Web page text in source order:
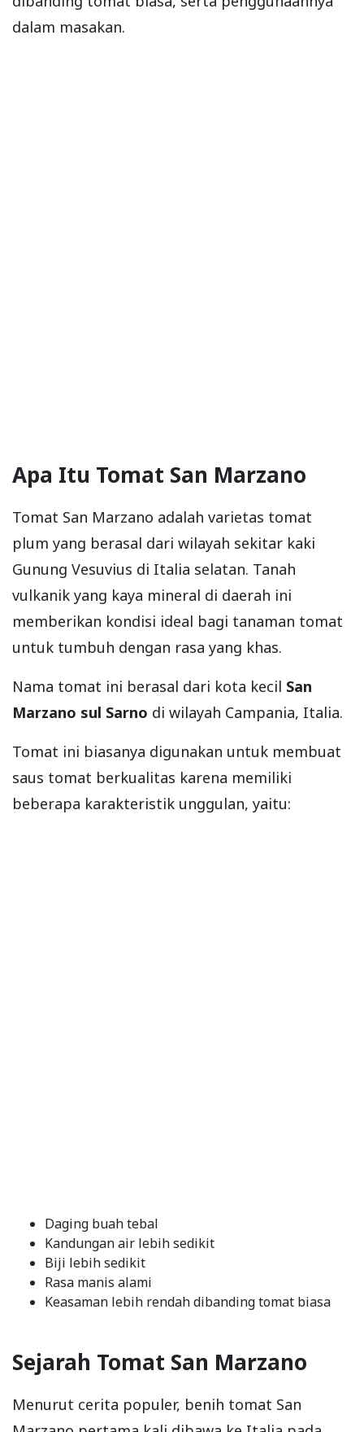
dalam masakan.
Apa Itu Tomat San Marzano
Tomat San Marzano adalah varietas tomat
plum yang berasal dari wilayah sekitar kaki
Gunung Vesuvius di Italia selatan. Tanah
vulkanik yang kaya mineral di daerah ini
memberikan kondisi ideal bagi tanaman tomat
untuk tumbuh dengan rasa yang khas.
Nama tomat ini berasal dari kota kecil San
Marzano sul Sarno di wilayah Campania, Italia.
Tomat ini biasanya digunakan untuk membuat
saus tomat berkualitas karena memiliki
beberapa karakteristik unggulan, yaitu:
Daging buah tebal
Kandungan air lebih sedikit
Biji lebih sedikit
Rasa manis alami
Keasaman lebih rendah dibanding tomat biasa
Sejarah Tomat San Marzano
Menurut cerita populer, benih tomat San